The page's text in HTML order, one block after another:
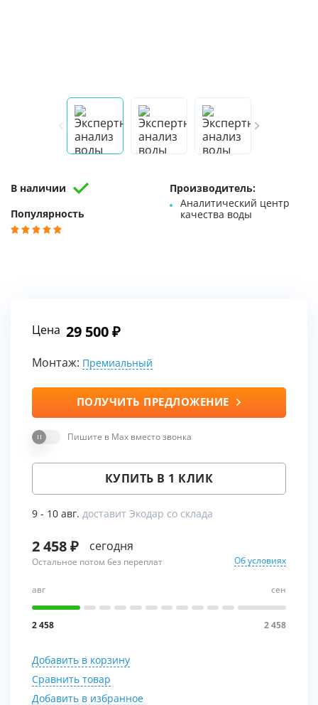
В наличии
Популярность
Производитель:
Аналитический центр
качества воды
Цена 29 500
Монтаж: Премиальный
ПОЛУЧИТЬ ПРЕДЛОЖЕНИЕ
Пишите в Max вместо звонка
КУПИТЬ В 1 КЛИК
9 - 10 авг. доставит Экодар со склада
2 458 сегодня
Остальное потом без переплат Об условиях
авг
2 458
сен
2 458
Добавить в корзину
Сравнить товар
Добавить в избранное